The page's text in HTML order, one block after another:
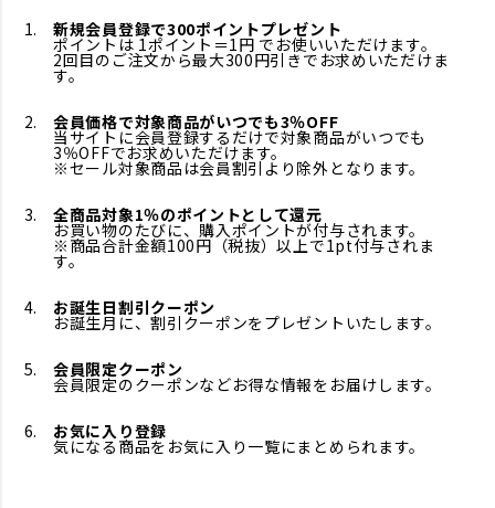
新規会員登録で300ポイントプレゼント
ポイントは 1ポイント＝1円 でお使いいただけます。
2回目のご注文から最大300円引きでお求めいただけま
す。
会員価格で対象商品がいつでも3％OFF
当サイトに会員登録するだけで対象商品がいつでも
3％OFFでお求めいただけます。
※セール対象商品は会員割引より除外となります。
全商品対象1％のポイントとして還元
お買い物のたびに、購入ポイントが付与されます。
※商品合計金額100円（税抜）以上で1pt付与されま
す。
お誕生日割引クーポン
お誕生月に、割引クーポンをプレゼントいたします。
会員限定クーポン
会員限定のクーポンなどお得な情報をお届けします。
お気に入り登録
気になる商品をお気に入り一覧にまとめられます。